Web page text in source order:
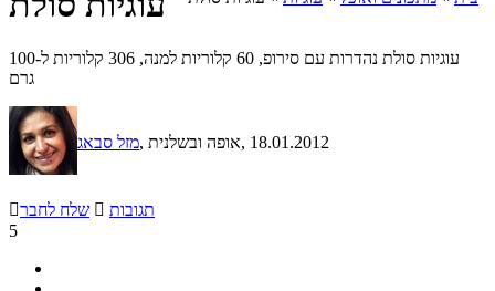
עוגיות סולת נהדרות עם סירופ, 60 קלוריות למנה, 306 קלוריות ל-100
גרם
מזל סבאג , אופה ובשלנית, 18.01.2012
שלח לחבר  תגובות
5